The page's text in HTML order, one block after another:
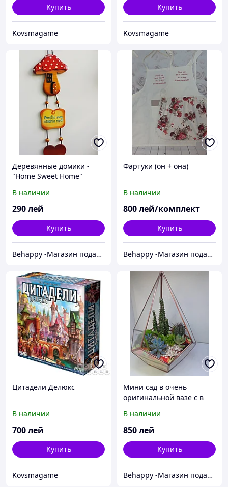
Купить
Kovsmagame
Купить
Kovsmagame
Деревянные домики -
"Home Sweet Home"
В наличии
290лей
Купить
Behappy -Магазин подарков ручной работы
Фартуки (он + она)
В наличии
800лей/комплект
Купить
Behappy -Магазин подарков ручной работы
Цитадели Делюкс
В наличии
700лей
Купить
Kovsmagame
Мини сад в очень
оригинальной вазе с в
формам
В наличии
850лей
Купить
Behappy -Магазин подарков ручной работы